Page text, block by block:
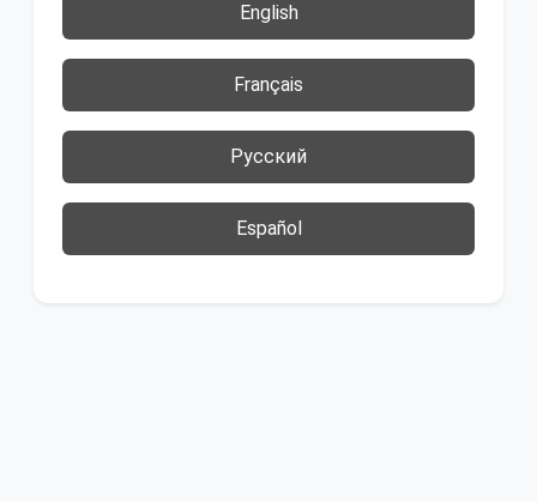
English
Français
Русский
Español